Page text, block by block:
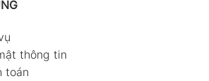
thông tin
toán